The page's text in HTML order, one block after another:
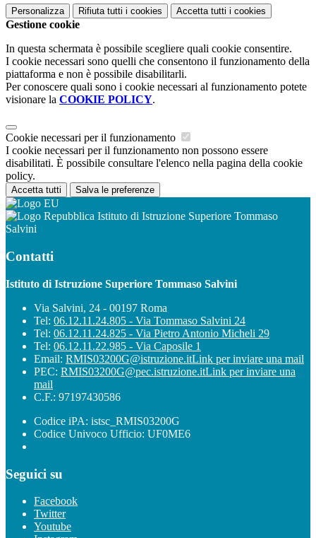
Personalizza Rifiuta tutti i cookies Accetta tutti i cookies
Gestione cookie
In questa schermata è possibile scegliere quali cookie consentire.
I cookie necessari sono quelli che consentono il funzionamento della
piattaforma e non è possibile disabilitarli.
Per conoscere quali sono i cookie necessari al funzionamento potete
visionare la COOKIE POLICY.
Cookie necessari per il funzionamento
I cookie necessari per il funzionamento non possono essere
disabilitati. È possibile consultare l'elenco nella pagina della cookie
policy.
Accetta tutti Salva le preferenze
Istituto di Istruzione Superiore Tommaso
Salvini
Contatti
Istituto di Istruzione Superiore Tommaso Salvini
Via Salvini, 24 - 00197 Roma
Tel: 06.12.11.24.805 - Via Tommaso Salvini 24
Tel: 06.12.11.24.825 - Via Pietro Antonio Micheli 29
Tel: 06.12.11.22.985 - Via Caposile 1
Email: RMIS03200G@istruzione.itLink per inviare una mail
PEC: RMIS03200G@pec.istruzione.itLink per inviare una
mail
C.F.: 97197430586
Codice iPA: istsc_RMIS03200G
Codice Univoco Ufficio: UF0ME6
Seguici su
Facebook
Twitter
Youtube